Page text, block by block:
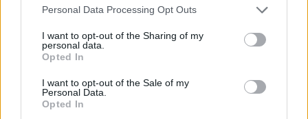
Please note that this website/app uses one or more Google
not limited to your visit or usage behaviour. You may click to
grant or deny consent to Google and its third-party tags to
use your data for below specified purposes in below Google
consent section.
Personal Data Processing Opt Outs
I want to opt-out of the Sharing of my
personal data.
Opted In
I want to opt-out of the Sale of my
Personal Data.
Opted In